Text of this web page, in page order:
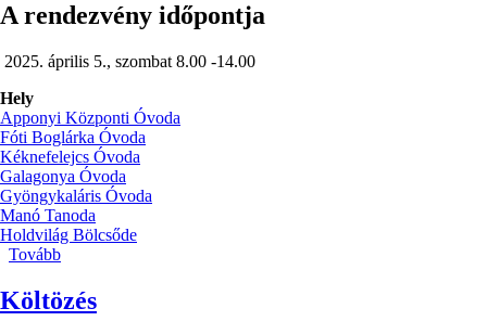
A rendezvény időpontja
2025. április 5., szombat 8.00 -14.00
Hely
Apponyi Központi Óvoda
Fóti Boglárka Óvoda
Kéknefelejcs Óvoda
Galagonya Óvoda
Gyöngykaláris Óvoda
Manó Tanoda
Holdvilág Bölcsőde
Tovább
Óvodások
XXIX.
Költözés